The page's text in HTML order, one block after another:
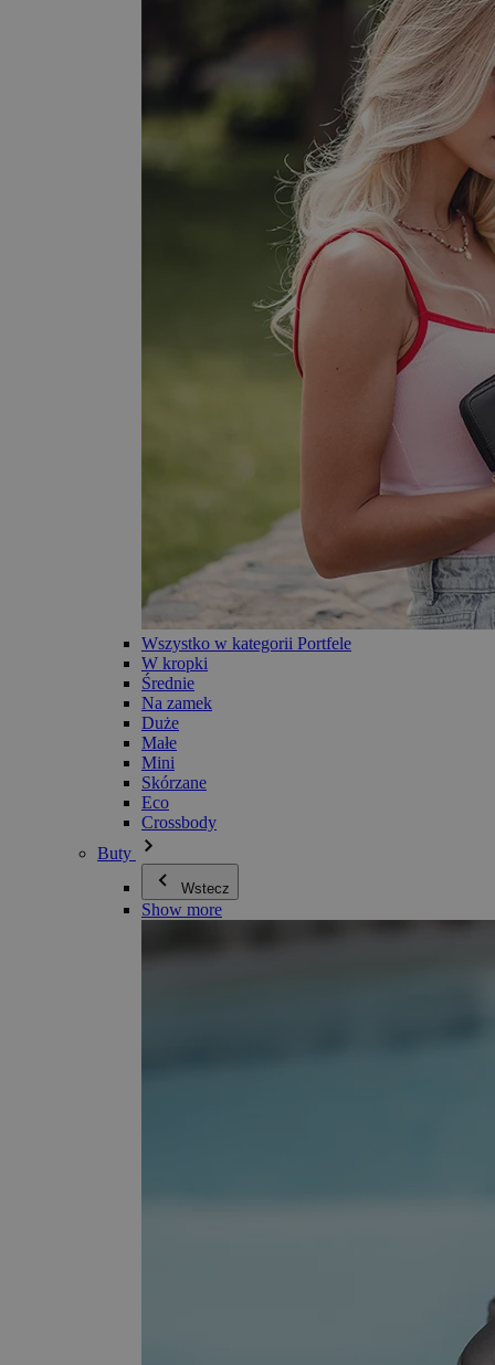
Wszystko w kategorii Portfele
W kropki
Średnie
Na zamek
Duże
Małe
Mini
Skórzane
Eco
Crossbody
Buty
Wstecz
Show more